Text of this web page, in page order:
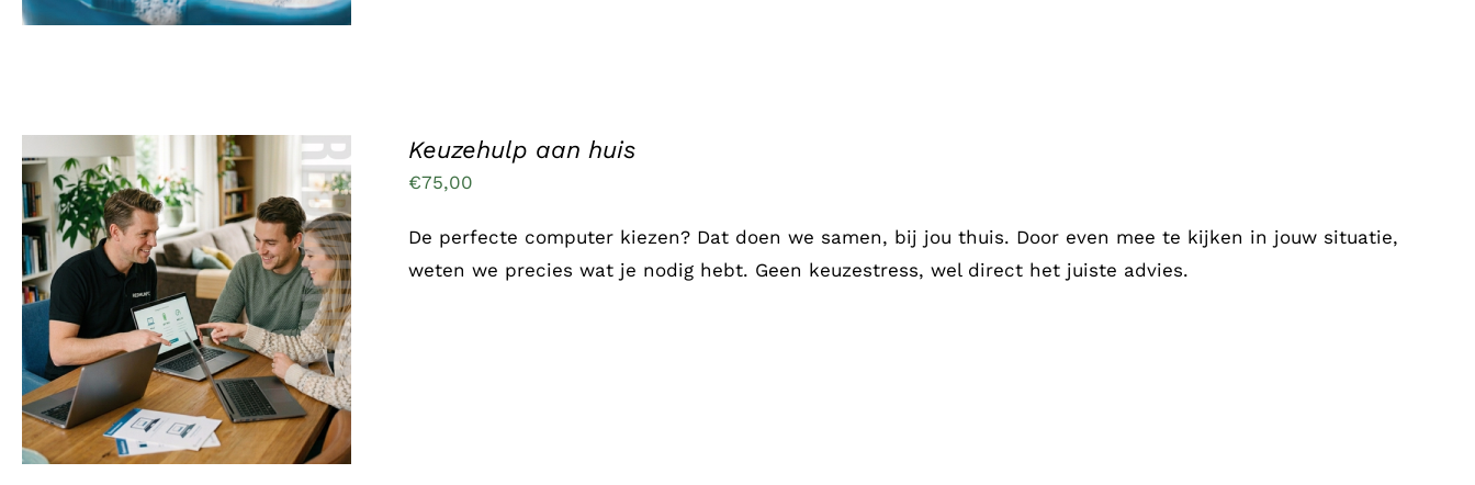
TOEVOEGEN AAN WINKELWAGEN
/
DETAILS
Keuzehulp aan huis
€75,00
De perfecte computer kiezen? Dat doen we samen, bij jou thuis. Door even mee te kijken in jouw situatie,
weten we precies wat je nodig hebt. Geen keuzestress, wel direct het juiste advies.